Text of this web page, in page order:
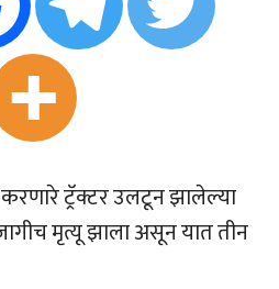
ट्रॅक्टर उलटून झालेल्या
मृत्यू झाला असून यात तीन